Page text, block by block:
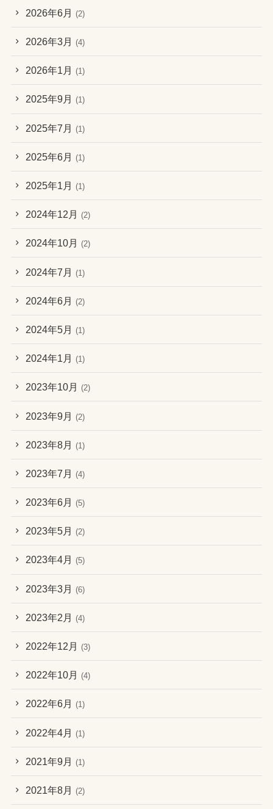
2026年6月 (2)
2026年3月 (4)
2026年1月 (1)
2025年9月 (1)
2025年7月 (1)
2025年6月 (1)
2025年1月 (1)
2024年12月 (2)
2024年10月 (2)
2024年7月 (1)
2024年6月 (2)
2024年5月 (1)
2024年1月 (1)
2023年10月 (2)
2023年9月 (2)
2023年8月 (1)
2023年7月 (4)
2023年6月 (5)
2023年5月 (2)
2023年4月 (5)
2023年3月 (6)
2023年2月 (4)
2022年12月 (3)
2022年10月 (4)
2022年6月 (1)
2022年4月 (1)
2021年9月 (1)
2021年8月 (2)